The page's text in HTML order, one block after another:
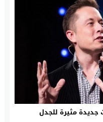
مثيرة للجدل